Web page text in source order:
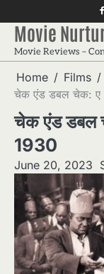
to
content
Movie
Movie Reviews –
Home
Films
चेक एंड डबल चेक: ए
चेक एंड डबल
1930
June 20, 2023